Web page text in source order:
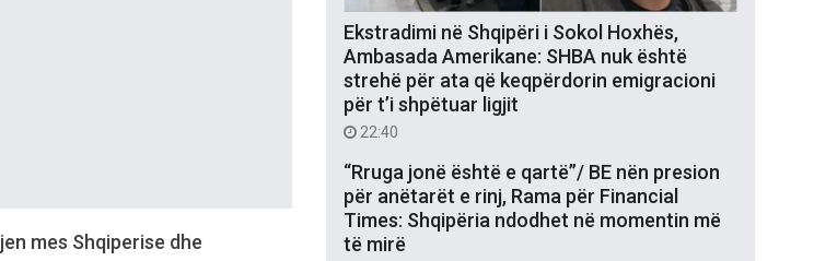
mes Shqiperise dhe
Ekstradimi në Shqipëri i Sokol Hoxhës,
Ambasada Amerikane: SHBA nuk është
strehë për ata që keqpërdorin emigracioni
për t’i shpëtuar ligjit
22:40
“Rruga jonë është e qartë”/ BE nën presion
për anëtarët e rinj, Rama për Financial
Times: Shqipëria ndodhet në momentin më
të mirë